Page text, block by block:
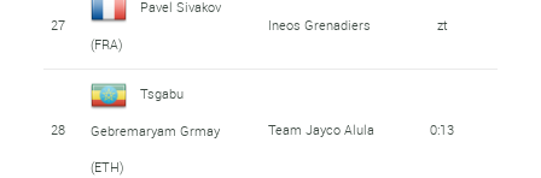
27
Pavel Sivakov
(FRA)
Ineos Grenadiers zt
28
Tsgabu
Gebremaryam Grmay
(ETH)
Team Jayco Alula 0:13